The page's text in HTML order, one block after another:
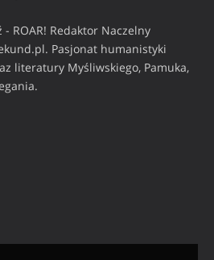
ROAR! Redaktor Naczelny
Pasjonat humanistyki
literatury Myśliwskiego, Pamuka,